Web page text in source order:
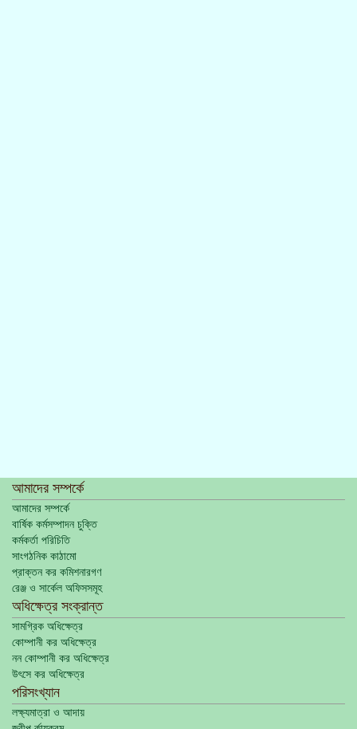
আমাদের সম্পর্কে
আমাদের সম্পর্কে
বার্ষিক কর্মসম্পাদন চুক্তি
কর্মকর্তা পরিচিতি
সাংগঠনিক কাঠামো
প্রাক্তন কর কমিশনারগণ
রেঞ্জ ও সার্কেল অফিসসমূহ
অধিক্ষেত্র সংক্রান্ত
সামগ্রিক অধিক্ষেত্র
কোম্পানী কর অধিক্ষেত্র
নন কোম্পানী কর অধিক্ষেত্র
উৎসে কর অধিক্ষেত্র
পরিসংখ্যান
লক্ষ্যমাত্রা ও আদায়